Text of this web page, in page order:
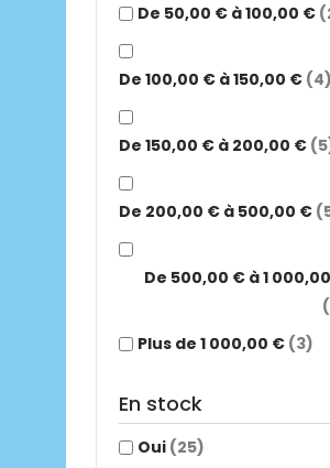
De 50,00 € à 100,00 €
De 100,00 € à 150,00 € (4)
De 150,00 € à 200,00 €
De 200,00 € à 500,00 €
De 500,00 € à 1
Plus de 1 000,00 € (3)
En stock
Oui (25)